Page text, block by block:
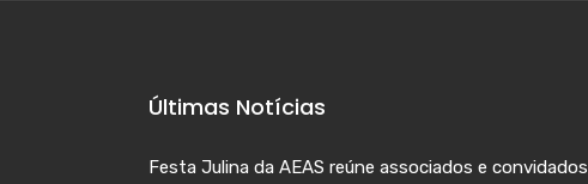
Últimas Notícias
Festa Julina da AEAS reúne associados e convidados